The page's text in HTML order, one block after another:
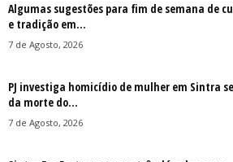
Algumas sugestões para fim de semana de
e tradição em...
7 de Agosto, 2026
PJ investiga homicídio de mulher em Sintra
da morte do...
7 de Agosto, 2026